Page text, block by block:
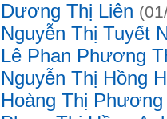
Dương Thị Liên
Nguyễn Thị Tuyết
Lê Phan Phương
Nguyễn Thị Hồng
Hoàng Thị Phương